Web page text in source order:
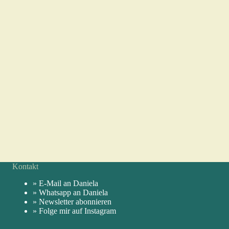
Kontakt
» E-Mail an Daniela
» Whatsapp an Daniela
» Newsletter abonnieren
» Folge mir auf Instagram